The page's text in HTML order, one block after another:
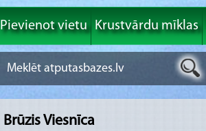
Pievienot vietu Krustvārdu mīklas
Brūzis Viesnīca